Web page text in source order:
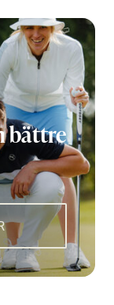
bättre